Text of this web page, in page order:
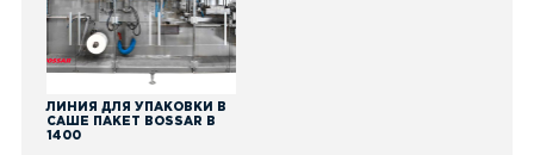
ЛИНИЯ ДЛЯ УПАКОВКИ В
САШЕ ПАКЕТ BOSSAR B
1400